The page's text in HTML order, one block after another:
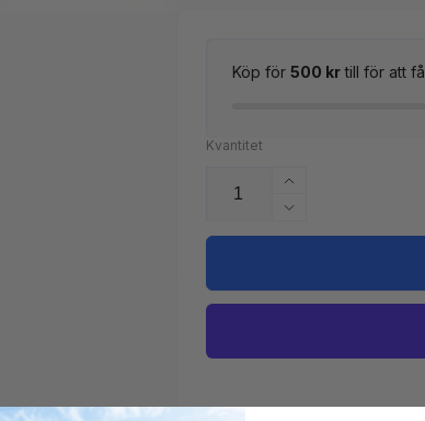
Köp för 500 krtill för att få
Kvantitet
Öka
kvantitet
för
Minska
kvantitet
Handracket